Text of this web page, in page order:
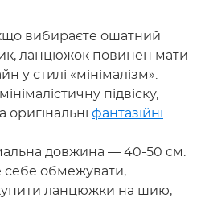
вибираєте ошатний
ланцюжок повинен мати
у стилі «мінімалізм».
підвіску,
оригінальні фантазійні
довжина — 40-50 см.
обмежувати,
ланцюжки на шию,